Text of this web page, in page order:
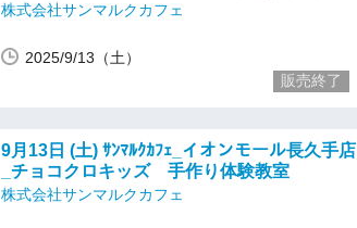
株式会社サンマルクカフェ
2025/9/13（土）
販売終了
9月13日 (土) ｻﾝﾏﾙｸｶﾌｪ_イオンモール長久手店
_チョコクロキッズ 手作り体験教室
株式会社サンマルクカフェ